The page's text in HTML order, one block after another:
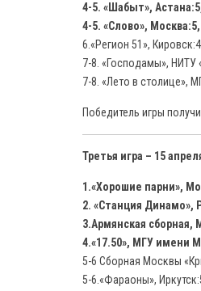
4-5. «Шабыт»,
4-5. «Слово»,
6.«Регион 51»,
7-8. «Господамы», НИТУ
7-8. «Лето в столице»,
Победитель игры
Третья игра – 15
1.«Хорошие парни»,
2. «Станция Динамо»,
3.Армянская сборная,
4.«17.50», МГУ имени
5-6 Сборная Москвы
5-6.«Фараоны»,